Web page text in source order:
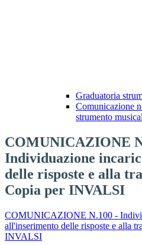
Graduatoria
Comunicazione
strumento
COMUNICAZIONE
Individuazione
delle risposte e alla
Copia per INVALSI
COMUNICAZIONE N.100 -
all'inserimento delle risposte e alla
INVALSI